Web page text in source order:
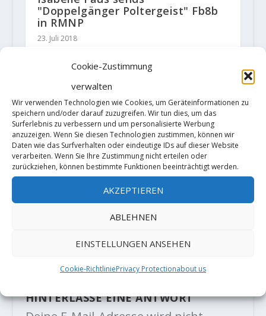
Cookie-Zustimmung
verwalten
Wir verwenden Technologien wie Cookies, um Geräteinformationen zu
speichern und/oder darauf zuzugreifen. Wir tun dies, um das
Surferlebnis zu verbessern und um personalisierte Werbung
anzuzeigen. Wenn Sie diesen Technologien zustimmen, können wir
Daten wie das Surfverhalten oder eindeutige IDs auf dieser Website
verarbeiten. Wenn Sie Ihre Zustimmung nicht erteilen oder
zurückziehen, können bestimmte Funktionen beeinträchtigt werden.
AKZEPTIEREN
ABLEHNEN
EINSTELLUNGEN ANSEHEN
Cookie-RichtliniePrivacy Protectionabout us
"Doppelgänger Poltergeist" Fb8b
in RMNP
23. Juli 2018
Video: Alexander Megos and
Yannick Flohé bouldering in Ticino
3. Januar 2021
HINTERLASSE EINE ANTWORT